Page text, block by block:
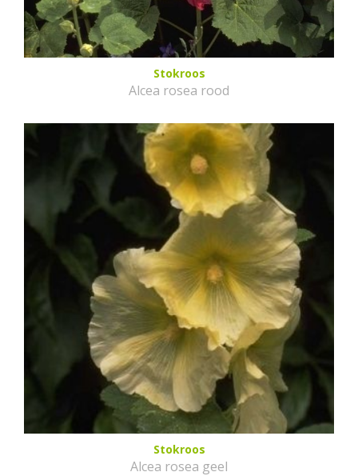
Stokroos
Alcea rosea rood
Stokroos
Alcea rosea geel